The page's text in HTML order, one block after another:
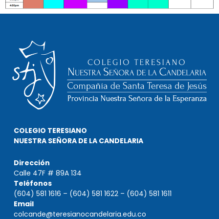
COLEGIO TERESIANO
NUESTRA SEÑORA DE LA CANDELARIA
Dirección
Calle 47F # 89A 134
Teléfonos
(604) 581 1616 – (604) 581 1622 – (604) 581 1611
Email
colcande@teresianocandelaria.edu.co